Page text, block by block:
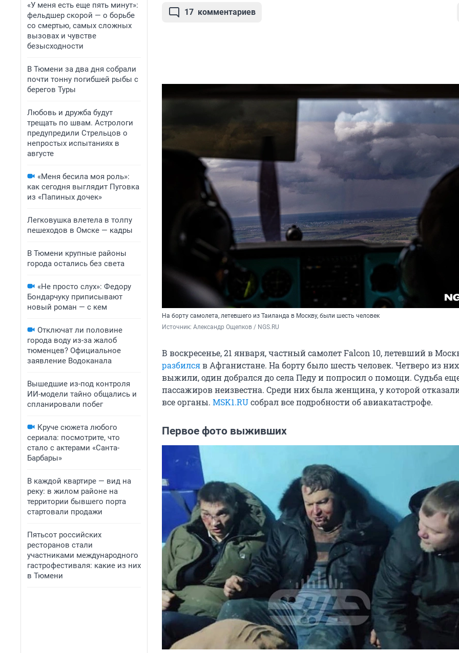
«У меня есть еще пять минут»:
фельдшер скорой — о борьбе
со смертью, самых сложных
вызовах и чувстве
безысходности
В Тюмени за два дня собрали
почти тонну погибшей рыбы с
берегов Туры
Любовь и дружба будут
трещать по швам. Астрологи
предупредили Стрельцов о
непростых испытаниях в
августе
«Меня бесила моя роль»:
как сегодня выглядит Пуговка
из «Папиных дочек»
Легковушка влетела в толпу
пешеходов в Омске — кадры
В Тюмени крупные районы
города остались без света
«Не просто слух»: Федору
Бондарчуку приписывают
новый роман — с кем
Отключат ли половине
города воду из-за жалоб
тюменцев? Официальное
заявление Водоканала
Вышедшие из-под контроля
ИИ-модели тайно общались и
спланировали побег
Круче сюжета любого
сериала: посмотрите, что
стало с актерами «Санта-
Барбары»
В каждой квартире — вид на
реку: в жилом районе на
территории бывшего порта
стартовали продажи
Пятьсот российских
ресторанов стали
участниками международного
гастрофестиваля: какие из них
в Тюмени
17 комментариев
На борту самолета, летевшего из Таиланда в Москву, были шесть человек
Источник: Александр Ощепков / NGS.RU
В воскресенье, 21 января, частный самолет Falcon 10, летевший в
разбилсяв Афганистане. На борту было шесть человек. Четверо из них
выжили, один добрался до села Педу и попросил о помощи. Судьба
пассажиров неизвестна. Среди них была женщина, у которой
все органы. MSK1.RUсобрал все подробности об авиакатастрофе.
Первое фото выживших